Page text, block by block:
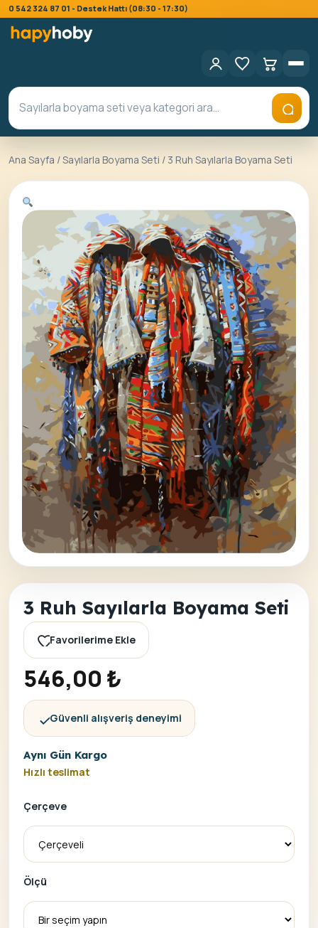
0 542 324 87 01 - Destek Hattı (08:30 - 17:30)
Ana Sayfa /Sayılarla Boyama Seti / 3 Ruh Sayılarla Boyama Seti
3 Ruh Sayılarla Boyama Seti
Favorilerime Ekle
546,00 ₺
Güvenli alışveriş deneyimi
Aynı Gün Kargo
Hızlı teslimat
Çerçeve
Ölçü